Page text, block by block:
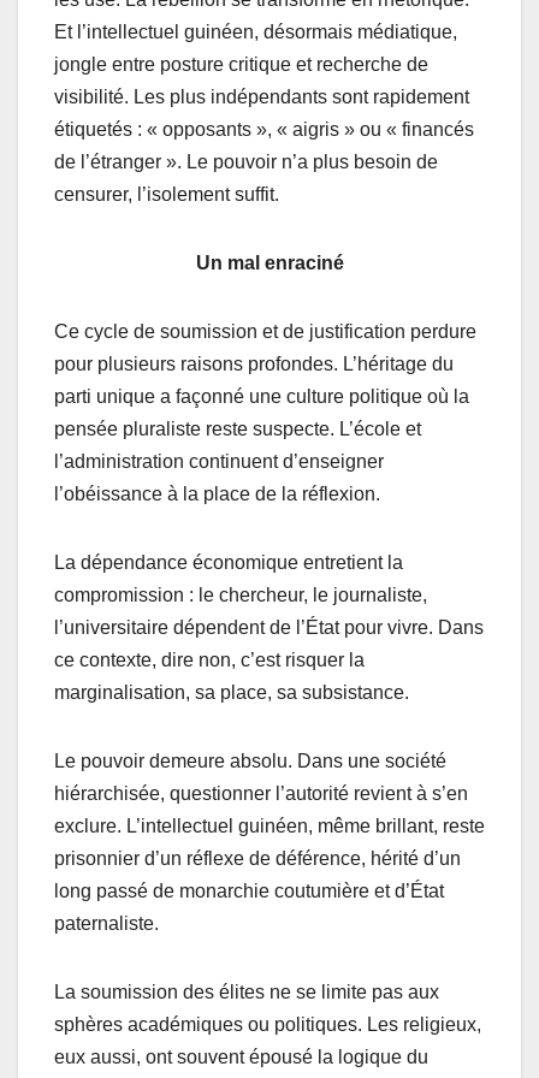
Et l’intellectuel guinéen, désormais médiatique,
jongle entre posture critique et recherche de
visibilité. Les plus indépendants sont rapidement
étiquetés : « opposants », « aigris » ou « financés
de l’étranger ». Le pouvoir n’a plus besoin de
censurer, l’isolement suffit.
Un mal enraciné
Ce cycle de soumission et de justification perdure
pour plusieurs raisons profondes. L’héritage du
parti unique a façonné une culture politique où la
pensée pluraliste reste suspecte. L’école et
l’administration continuent d’enseigner
l’obéissance à la place de la réflexion.
La dépendance économique entretient la
compromission : le chercheur, le journaliste,
l’universitaire dépendent de l’État pour vivre. Dans
ce contexte, dire non, c’est risquer la
marginalisation, sa place, sa subsistance.
Le pouvoir demeure absolu. Dans une société
hiérarchisée, questionner l’autorité revient à s’en
exclure. L’intellectuel guinéen, même brillant, reste
prisonnier d’un réflexe de déférence, hérité d’un
long passé de monarchie coutumière et d’État
paternaliste.
La soumission des élites ne se limite pas aux
sphères académiques ou politiques. Les religieux,
eux aussi, ont souvent épousé la logique du